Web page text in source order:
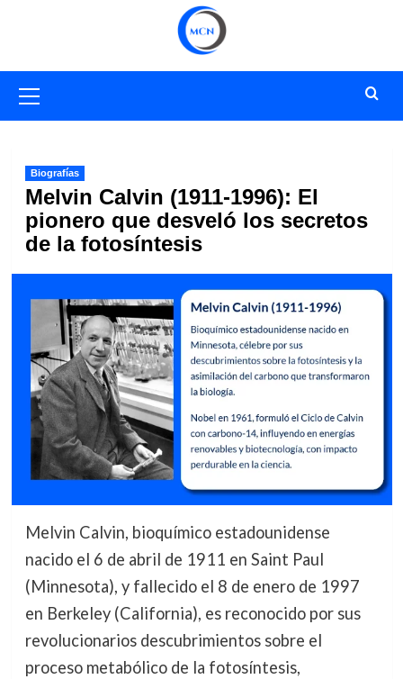
primario
Biografías
Melvin Calvin (1911-1996): El
pionero que desveló los secretos
de la fotosíntesis
Melvin Calvin, bioquímico estadounidense
nacido el 6 de abril de 1911 en Saint Paul
(Minnesota), y fallecido el 8 de enero de 1997
en Berkeley (California), es reconocido por sus
revolucionarios descubrimientos sobre el
proceso metabólico de la fotosíntesis,